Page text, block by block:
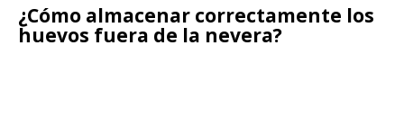
¿Cómo almacenar correctamente los
huevos fuera de la nevera?